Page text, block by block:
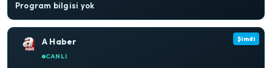
Program bilgisi yok
Şimdi
A Haber
CANLI